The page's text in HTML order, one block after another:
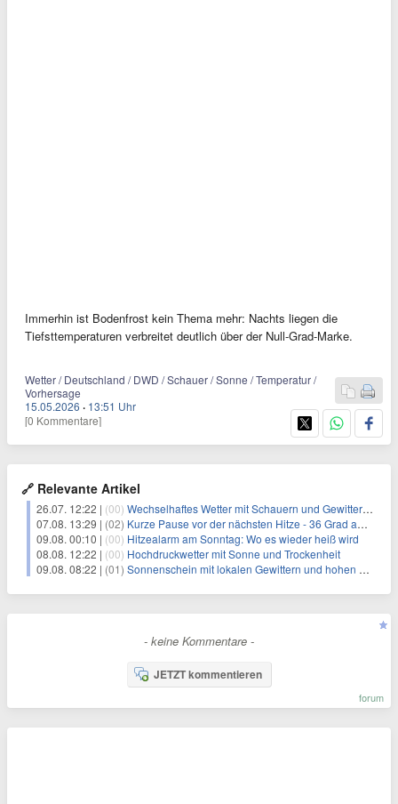
Immerhin ist Bodenfrost kein Thema mehr: Nachts liegen die
Tiefsttemperaturen verbreitet deutlich über der Null-Grad-Marke.
Wetter / Deutschland / DWD / Schauer / Sonne / Temperatur /
Vorhersage
15.05.2026 · 13:51 Uhr
[0 Kommentare]
🔗 Relevante Artikel
26.07. 12:22 | (00) Wechselhaftes Wetter mit Schauern und Gewittern im Norden
07.08. 13:29 | (02) Kurze Pause vor der nächsten Hitze - 36 Grad am Wochenende
09.08. 00:10 | (00) Hitzealarm am Sonntag: Wo es wieder heiß wird
08.08. 12:22 | (00) Hochdruckwetter mit Sonne und Trockenheit
09.08. 08:22 | (01) Sonnenschein mit lokalen Gewittern und hohen Temperaturen
- keine Kommentare -
JETZT kommentieren
forum